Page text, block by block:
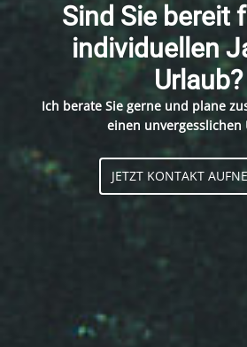
Sind Sie bereit
individuellen
Urlaub?
Ich berate Sie gerne und plane
einen unvergesslichen
JETZT KONTAKT